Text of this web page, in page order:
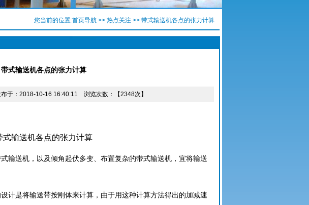
您当前的位置:首页导航>> 热点关注 >> 带式输送机各点的张力计算
带式输送机各点的张力计算
于：2018-10-16 16:40:11 浏览次数：【2348次】
式输送机各点的张力计算
输送机，以及倾角起伏多变、布置复杂的带式输送机，宜将输送
计是将输送带按刚体来计算，由于用这种计算方法得出的加减速